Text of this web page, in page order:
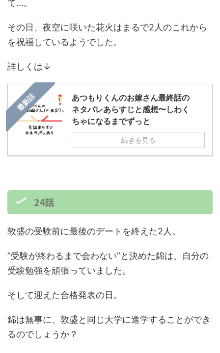
て…。
その日、夜空に咲いた花火はまるで2人のこれから
を祝福しているようでした。
詳しくは↓
最新話
あつもりくんのお嫁さん最終話の
ネタバレあらすじと感想〜しわく
ちゃになるまでずっと
続きを見る
24話
敦盛の受験前に最後のデートを終えた2人。
”受験が終わるまで会わない”と決めた錦は、自分の
受験勉強を頑張っていました。
そして迎えた合格発表の日。
錦は無事に、敦盛と同じ大学に進学することができ
るのでしょうか？